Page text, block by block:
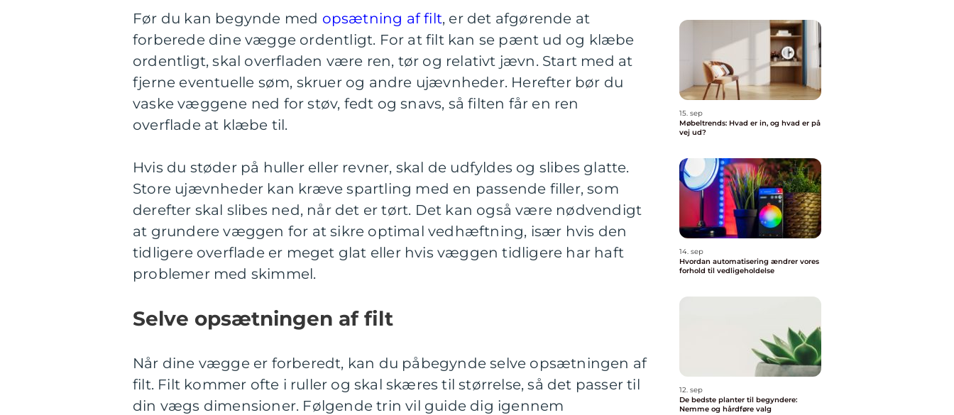
Før du kan begynde med opsætning af filt, er det afgørende at
forberede dine vægge ordentligt. For at filt kan se pænt ud og klæbe
ordentligt, skal overfladen være ren, tør og relativt jævn. Start med at
fjerne eventuelle søm, skruer og andre ujævnheder. Herefter bør du
vaske væggene ned for støv, fedt og snavs, så filten får en ren
overflade at klæbe til.
Hvis du støder på huller eller revner, skal de udfyldes og slibes glatte.
Store ujævnheder kan kræve spartling med en passende filler, som
derefter skal slibes ned, når det er tørt. Det kan også være nødvendigt
at grundere væggen for at sikre optimal vedhæftning, især hvis den
tidligere overflade er meget glat eller hvis væggen tidligere har haft
problemer med skimmel.
Selve opsætningen af filt
Når dine vægge er forberedt, kan du påbegynde selve opsætningen af
filt. Filt kommer ofte i ruller og skal skæres til størrelse, så det passer til
din vægs dimensioner. Følgende trin vil guide dig igennem
15. sep
Møbeltrends: Hvad er in, og hvad er på
vej ud?
14. sep
Hvordan automatisering ændrer vores
forhold til vedligeholdelse
12. sep
De bedste planter til begyndere:
Nemme og hårdføre valg